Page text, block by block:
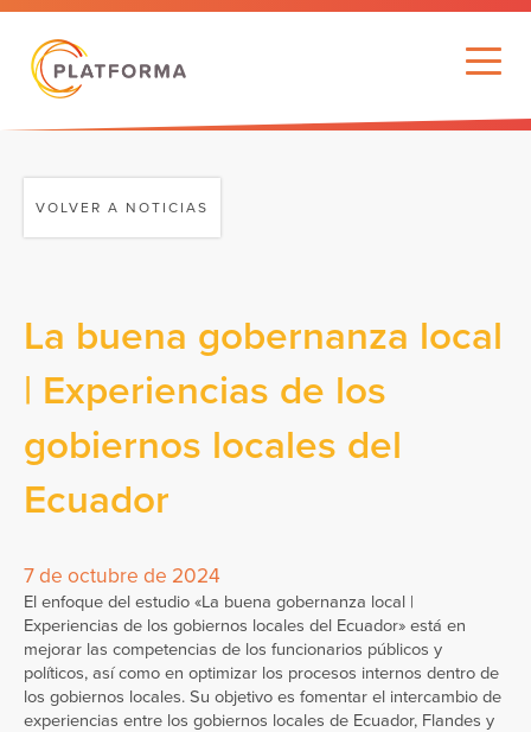
VOLVER A NOTICIAS
La buena gobernanza local
| Experiencias de los
gobiernos locales del
Ecuador
7 de octubre de 2024
El enfoque del estudio «La buena gobernanza local |
Experiencias de los gobiernos locales del Ecuador» está en
mejorar las competencias de los funcionarios públicos y
políticos, así como en optimizar los procesos internos dentro de
los gobiernos locales. Su objetivo es fomentar el intercambio de
experiencias entre los gobiernos locales de Ecuador, Flandes y